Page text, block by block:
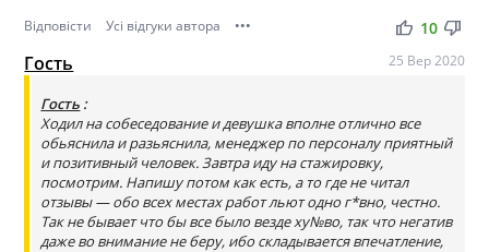
Відповісти Усі відгуки автора ••• thumb_up thumb_down
10
Гость 25 Вер 2020
Гость :
Ходил на собеседование и девушка вполне отлично все
обьяснила и разьяснила, менеджер по персоналу приятный
и позитивный человек. Завтра иду на стажировку,
посмотрим. Напишу потом как есть, а то где не читал
отзывы — обо всех местах работ льют одно г*вно, честно.
Так не бывает что бы все было везде ху№во, так что негатив
даже во внимание не беру, ибо складывается впечатление,